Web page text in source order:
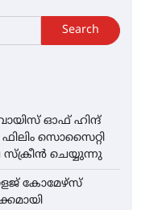
Search
വോയിസ് ഓഫ് ഹിന്ദ്
സൊസൈറ്റി
സ്‌ക്രീൻ ചെയ്യുന്നു
കോമേഴ്‌സ്